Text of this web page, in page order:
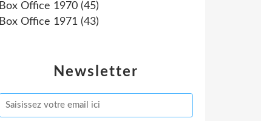
Newsletter
Box Office 1970 (45)
Box Office 1971 (43)